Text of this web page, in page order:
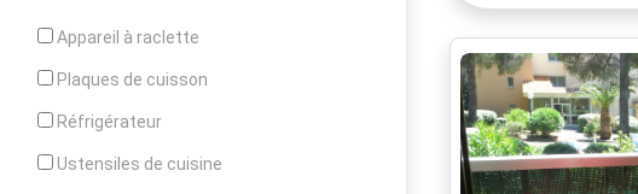
Appareil à raclette
Plaques de cuisson
Réfrigérateur
Ustensiles de cuisine